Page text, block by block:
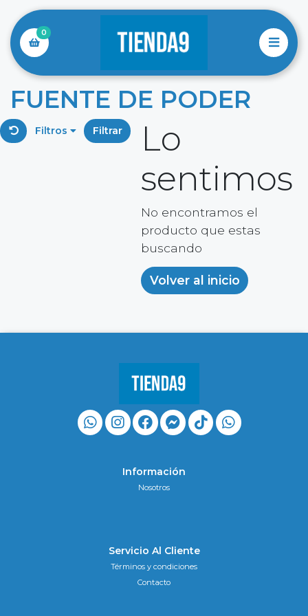
0
FUENTE DE PODER
Filtros Filtrar
Lo
sentimos
No encontramos el
producto que estas
buscando
Volver al inicio
Información
Nosotros
Servicio Al Cliente
Términos y condiciones
Contacto